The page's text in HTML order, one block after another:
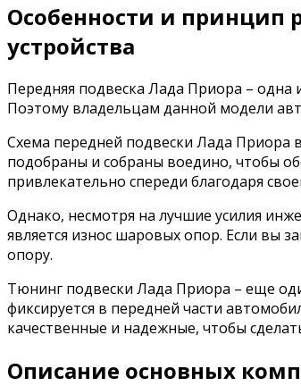
Особенности и принцип
устройства
Передняя подвеска Лада Приора – одна
Поэтому владельцам данной модели
Схема передней подвески Лада Приора
подобраны и собраны воедино, чтобы
привлекательно спереди благодаря
Однако, несмотря на лучшие усилия
является износ шаровых опор. Если вы
опору.
Тюнинг подвески Лада Приора – еще
фиксируется в передней части
качественные и надежные, чтобы
Описание основных